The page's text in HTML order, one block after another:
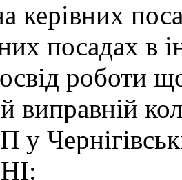
керівних
посадах в
роботи
виправній